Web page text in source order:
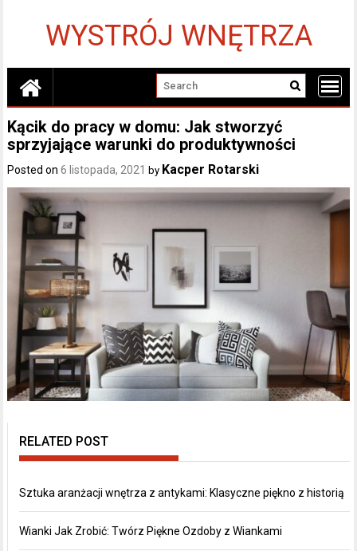
WYSTRÓJ WNĘTRZA
Kącik do pracy w domu: Jak stworzyć
sprzyjające warunki do produktywności
Posted on6 listopada, 2021 by Kacper Rotarski
RELATED POST
Sztuka aranżacji wnętrza z antykami: Klasyczne piękno z historią
Wianki Jak Zrobić: Twórz Piękne Ozdoby z Wiankami